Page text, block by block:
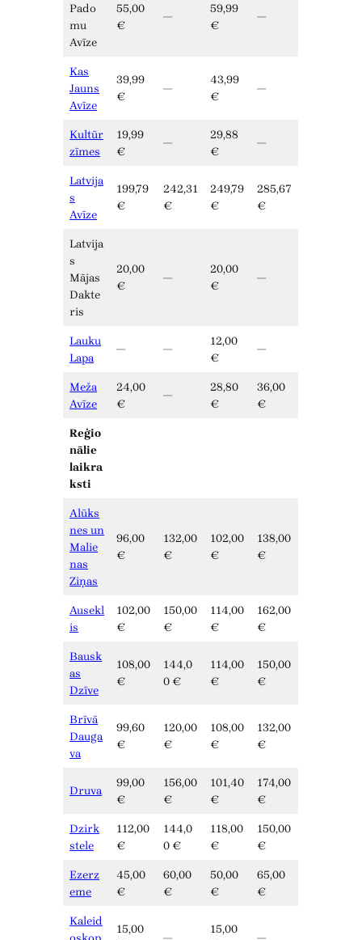
Pado
mu
Avīze
55,00
€
—
59,99
€
—
Kas
Jauns
Avīze
39,99
€
—
43,99
€
—
Kultūr
zīmes
19,99
€
—
29,88
€
—
Latvija
s
Avīze
199,79
€
242,31
€
249,79
€
285,67
€
Latvija
s
Mājas
Dakte
ris
20,00
€
—
20,00
€
—
Lauku
Lapa
— —
12,00
€
—
Meža
Avīze
24,00
€
—
28,80
€
36,00
€
Reģio
nālie
laikra
ksti
Alūks
nes un
Malie
nas
Ziņas
96,00
€
132,00
€
102,00
€
138,00
€
Ausekl
is
102,00
€
150,00
€
114,00
€
162,00
€
Bausk
as
Dzīve
108,00
€
144,0
0 €
114,00
€
150,00
€
Brīvā
Dauga
va
99,60
€
120,00
€
108,00
€
132,00
€
Druva
99,00
€
156,00
€
101,40
€
174,00
€
Dzirk
stele
112,00
€
144,0
0 €
118,00
€
150,00
€
Ezerz
eme
45,00
€
60,00
€
50,00
€
65,00
€
Kaleid
15,00
15,00